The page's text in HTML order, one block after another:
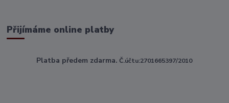
Přijímáme online platby
Platba předem zdarma. Č.účtu:2701665397/2010